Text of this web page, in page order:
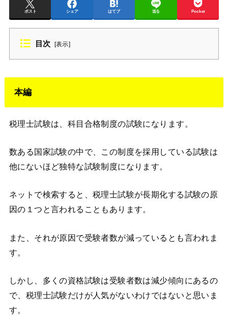
ポスト シェア はてブ 送る Pocket
目次 [表示]
本編
税理士試験は、科目合格制度の試験になります。
数ある国家試験の中で、この制度を採用している試験は
他にないほど独特な試験制度になります。
ネットで検索すると、税理士試験が長期化する試験の原
因の１つと言われることもあります。
また、それが原因で受験者数が減っているとも言われま
す。
しかし、多くの資格試験は受験者数は減少傾向にあるの
で、税理士試験だけが人気がないわけではないと思いま
す。